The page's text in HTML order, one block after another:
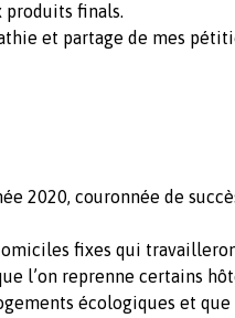
produits finals.
et partage de mes
2020, couronnée de
fixes qui
l’on reprenne certains
écologiques et